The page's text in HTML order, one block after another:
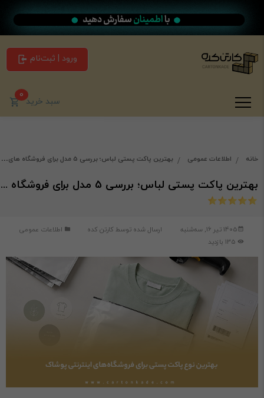
ورود | ثبت‌نام
سبد خرید0
خانه اطلاعات عمومی بهترین پاکت پستی لباس؛ بررسی 5 مدل برای فروشگاه های پوشاک
بهترین پاکت پستی لباس؛ بررسی 5 مدل برای فروشگاه های پوشاک
1405 تیر 16, سه‌شنبه ارسال شده توسطکارتن کده
اطلاعات عمومی